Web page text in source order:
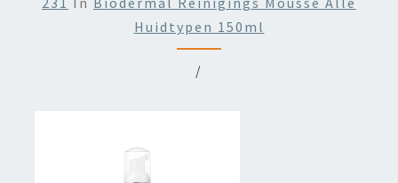
Huidtypen 150ml
/